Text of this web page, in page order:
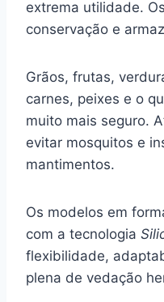
extrema utilidade.
conservação e
Grãos, frutas,
carnes, peixes e o
muito mais seguro.
evitar mosquitos e
mantimentos.
Os modelos em
com a tecnologia
flexibilidade,
plena de vedação